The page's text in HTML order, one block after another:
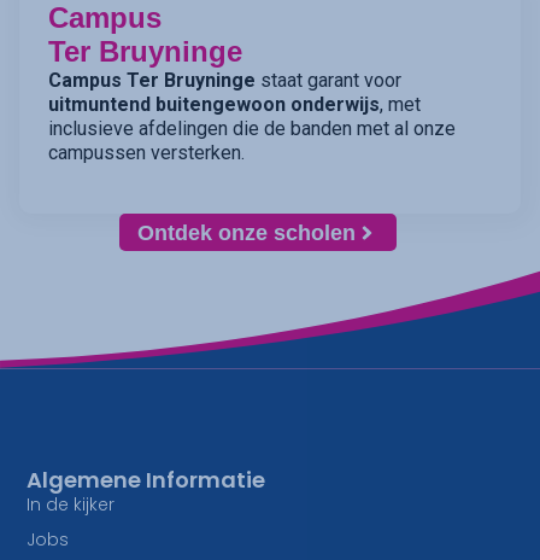
Campus
Ter Bruyninge
Campus Ter Bruyninge staat garant voor
uitmuntend buitengewoon onderwijs, met
inclusieve afdelingen die de banden met al onze
campussen versterken.
Ontdek onze scholen
Algemene Informatie
In de kijker
Jobs